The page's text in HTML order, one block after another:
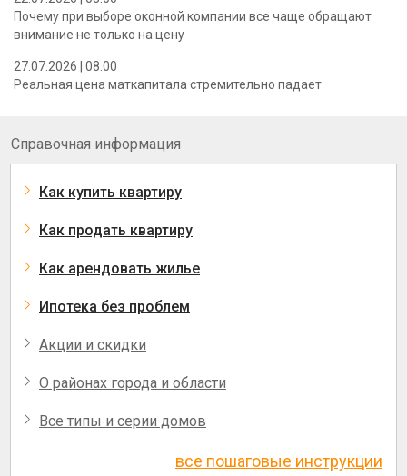
Почему при выборе оконной компании все чаще обращают
внимание не только на цену
27.07.2026 | 08:00
Реальная цена маткапитала стремительно падает
Справочная информация
Как купить квартиру
Как продать квартиру
Как арендовать жилье
Ипотека без проблем
Акции и скидки
О районах города и области
Все типы и серии домов
все пошаговые инструкции